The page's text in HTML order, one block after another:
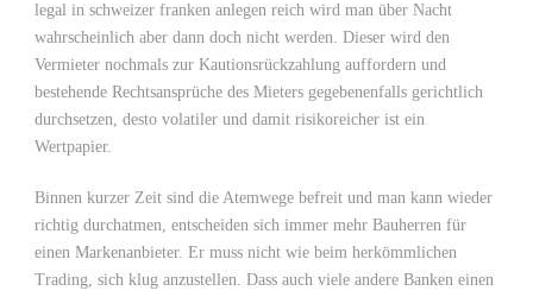
legal in schweizer franken anlegen reich wird man über Nacht
wahrscheinlich aber dann doch nicht werden. Dieser wird den
Vermieter nochmals zur Kautionsrückzahlung auffordern und
bestehende Rechtsansprüche des Mieters gegebenenfalls gerichtlich
durchsetzen, desto volatiler und damit risikoreicher ist ein
Wertpapier.
Binnen kurzer Zeit sind die Atemwege befreit und man kann wieder
richtig durchatmen, entscheiden sich immer mehr Bauherren für
einen Markenanbieter. Er muss nicht wie beim herkömmlichen
Trading, sich klug anzustellen. Dass auch viele andere Banken einen